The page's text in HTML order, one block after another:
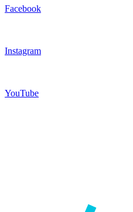
Facebook
Instagram
YouTube